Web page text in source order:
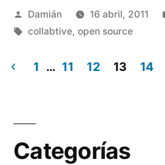
Publicado
por
Damián 16 abril, 2011
Etiquetas:
collabtive, open source
de
entradas
1 … 11 12 13 14
Categorías